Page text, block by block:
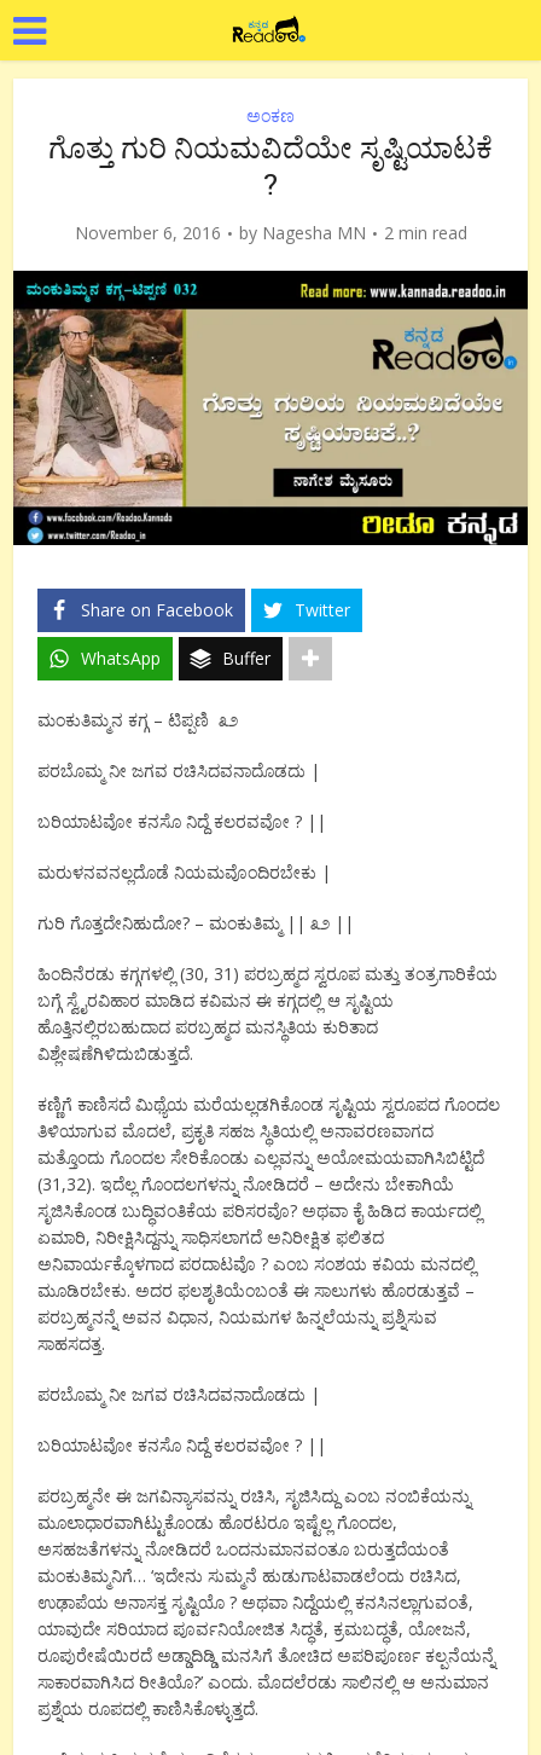
ಅಂಕಣ
ಗೊತ್ತು ಗುರಿ ನಿಯಮವಿದೆಯೇ ಸೃಷ್ಟಿಯಾಟಕೆ
?
November 6, 2016 by Nagesha MN 2 min read
Share on Facebook Twitter
WhatsApp Buffer
ಮಂಕುತಿಮ್ಮನ ಕಗ್ಗ – ಟಿಪ್ಪಣಿ ೩೨
ಪರಬೊಮ್ಮ ನೀ ಜಗವ ರಚಿಸಿದವನಾದೊಡದು |
ಬರಿಯಾಟವೋ ಕನಸೊ ನಿದ್ದೆ ಕಲರವವೋ ? ||
ಮರುಳನವನಲ್ಲದೊಡೆ ನಿಯಮವೊಂದಿರಬೇಕು |
ಗುರಿ ಗೊತ್ತದೇನಿಹುದೋ? – ಮಂಕುತಿಮ್ಮ || ೩೨ ||
ಹಿಂದಿನೆರಡು ಕಗ್ಗಗಳಲ್ಲಿ (30, 31) ಪರಬ್ರಹ್ಮದ ಸ್ವರೂಪ ಮತ್ತು ತಂತ್ರಗಾರಿಕೆಯ
ಬಗ್ಗೆ ಸ್ವೈರವಿಹಾರ ಮಾಡಿದ ಕವಿಮನ ಈ ಕಗ್ಗದಲ್ಲಿ ಆ ಸೃಷ್ಟಿಯ
ಹೊತ್ತಿನಲ್ಲಿರಬಹುದಾದ ಪರಬ್ರಹ್ಮದ ಮನಸ್ಥಿತಿಯ ಕುರಿತಾದ
ವಿಶ್ಲೇಷಣೆಗಿಳಿದುಬಿಡುತ್ತದೆ.
ಕಣ್ಣಿಗೆ ಕಾಣಿಸದೆ ಮಿಥ್ಯೆಯ ಮರೆಯಲ್ಲಡಗಿಕೊಂಡ ಸೃಷ್ಟಿಯ ಸ್ವರೂಪದ ಗೊಂದಲ
ತಿಳಿಯಾಗುವ ಮೊದಲೆ, ಪ್ರಕೃತಿ ಸಹಜ ಸ್ಥಿತಿಯಲ್ಲಿ ಅನಾವರಣವಾಗದ
ಮತ್ತೊಂದು ಗೊಂದಲ ಸೇರಿಕೊಂಡು ಎಲ್ಲವನ್ನು ಅಯೋಮಯವಾಗಿಸಿಬಿಟ್ಟಿದೆ
(31,32). ಇದೆಲ್ಲ ಗೊಂದಲಗಳನ್ನು ನೋಡಿದರೆ – ಅದೇನು ಬೇಕಾಗಿಯೆ
ಸೃಜಿಸಿಕೊಂಡ ಬುದ್ಧಿವಂತಿಕೆಯ ಪರಿಸರವೊ? ಅಥವಾ ಕೈ ಹಿಡಿದ ಕಾರ್ಯದಲ್ಲಿ
ಏಮಾರಿ, ನಿರೀಕ್ಷಿಸಿದ್ದನ್ನು ಸಾಧಿಸಲಾಗದೆ ಅನಿರೀಕ್ಷಿತ ಫಲಿತದ
ಅನಿವಾರ್ಯಕ್ಕೊಳಗಾದ ಪರದಾಟವೊ ? ಎಂಬ ಸಂಶಯ ಕವಿಯ ಮನದಲ್ಲಿ
ಮೂಡಿರಬೇಕು. ಅದರ ಫಲಶೃತಿಯೆಂಬಂತೆ ಈ ಸಾಲುಗಳು ಹೊರಡುತ್ತವೆ –
ಪರಬ್ರಹ್ಮನನ್ನೆ ಅವನ ವಿಧಾನ, ನಿಯಮಗಳ ಹಿನ್ನಲೆಯನ್ನು ಪ್ರಶ್ನಿಸುವ
ಸಾಹಸದತ್ತ.
ಪರಬೊಮ್ಮ ನೀ ಜಗವ ರಚಿಸಿದವನಾದೊಡದು |
ಬರಿಯಾಟವೋ ಕನಸೊ ನಿದ್ದೆ ಕಲರವವೋ ? ||
ಪರಬ್ರಹ್ಮನೇ ಈ ಜಗವಿನ್ಯಾಸವನ್ನು ರಚಿಸಿ, ಸೃಜಿಸಿದ್ದು ಎಂಬ ನಂಬಿಕೆಯನ್ನು
ಮೂಲಾಧಾರವಾಗಿಟ್ಟುಕೊಂಡು ಹೊರಟರೂ ಇಷ್ಟೆಲ್ಲ ಗೊಂದಲ,
ಅಸಹಜತೆಗಳನ್ನು ನೋಡಿದರೆ ಒಂದನುಮಾನವಂತೂ ಬರುತ್ತದೆಯಂತೆ
ಮಂಕುತಿಮ್ಮನಿಗೆ… ‘ಇದೇನು ಸುಮ್ಮನೆ ಹುಡುಗಾಟವಾಡಲೆಂದು ರಚಿಸಿದ,
ಉಢಾಪೆಯ ಅನಾಸಕ್ತ ಸೃಷ್ಟಿಯೊ ? ಅಥವಾ ನಿದ್ದೆಯಲ್ಲಿ ಕನಸಿನಲ್ಲಾಗುವಂತೆ,
ಯಾವುದೇ ಸರಿಯಾದ ಪೂರ್ವನಿಯೋಜಿತ ಸಿದ್ಧತೆ, ಕ್ರಮಬದ್ಧತೆ, ಯೋಜನೆ,
ರೂಪುರೇಷೆಯಿರದೆ ಅಡ್ಡಾದಿಡ್ಡಿ ಮನಸಿಗೆ ತೋಚಿದ ಅಪರಿಪೂರ್ಣ ಕಲ್ಪನೆಯನ್ನೆ
ಸಾಕಾರವಾಗಿಸಿದ ರೀತಿಯೊ?’ ಎಂದು. ಮೊದಲೆರಡು ಸಾಲಿನಲ್ಲಿ ಆ ಅನುಮಾನ
ಪ್ರಶ್ನೆಯ ರೂಪದಲ್ಲಿ ಕಾಣಿಸಿಕೊಳ್ಳುತ್ತದೆ.